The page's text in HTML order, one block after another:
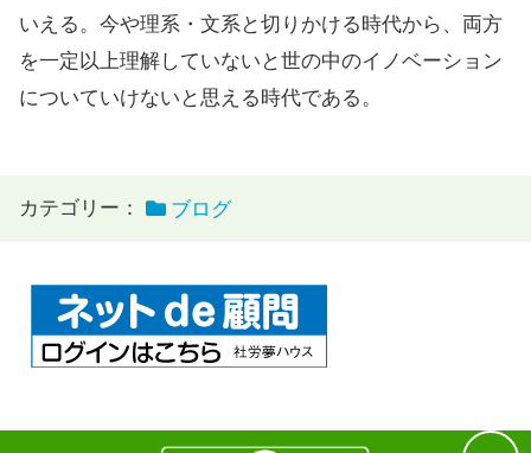
いえる。今や理系・文系と切りかける時代から、両方
を一定以上理解していないと世の中のイノベーション
についていけないと思える時代である。
カテゴリー： ブログ